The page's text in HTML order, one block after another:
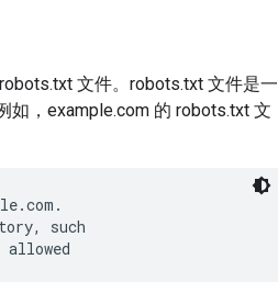
文件。robots.txt 文件是一
，example.com 的 robots.txt 文
such